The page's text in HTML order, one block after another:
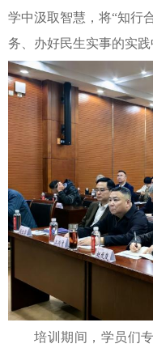
学中汲取智慧，将“知行
务、办好民生实事的实践
培训期间，学员们